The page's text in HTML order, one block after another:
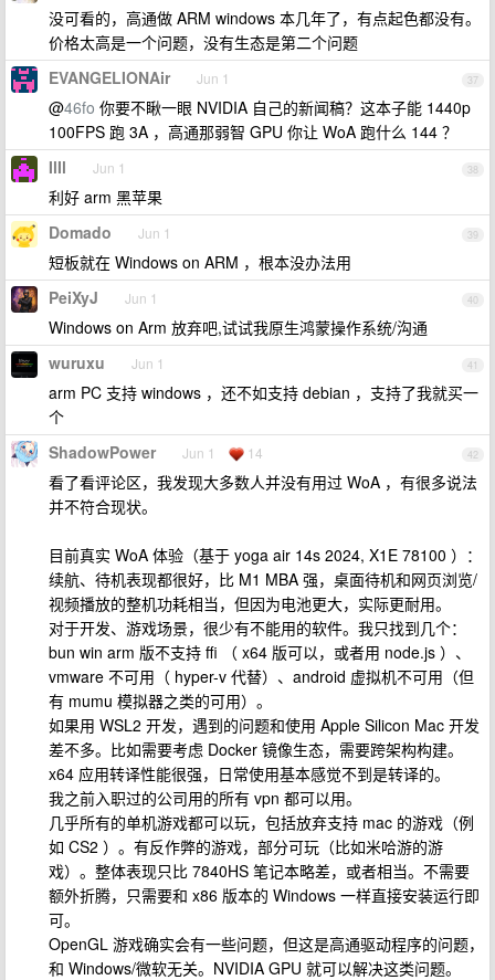
没可看的，高通做 ARM windows 本几年了，有点起色都没有。
价格太高是一个问题，没有生态是第二个问题
37
EVANGELIONAir Jun 1
@46fo 你要不瞅一眼 NVIDIA 自己的新闻稿？这本子能 1440p
100FPS 跑 3A ，高通那弱智 GPU 你让 WoA 跑什么 144 ？
38
IlIl Jun 1
利好 arm 黑苹果
39
Domado Jun 1
短板就在 Windows on ARM ，根本没办法用
40
PeiXyJ Jun 1
Windows on Arm 放弃吧,试试我原生鸿蒙操作系统/沟通
41
wuruxu Jun 1
arm PC 支持 windows ，还不如支持 debian ，支持了我就买一
个
42
ShadowPower Jun 1 14
看了看评论区，我发现大多数人并没有用过 WoA ，有很多说法
并不符合现状。
目前真实 WoA 体验（基于 yoga air 14s 2024, X1E 78100 ）：
续航、待机表现都很好，比 M1 MBA 强，桌面待机和网页浏览/
视频播放的整机功耗相当，但因为电池更大，实际更耐用。
对于开发、游戏场景，很少有不能用的软件。我只找到几个：
bun win arm 版不支持 ffi （ x64 版可以，或者用 node.js ）、
vmware 不可用（ hyper-v 代替）、android 虚拟机不可用（但
有 mumu 模拟器之类的可用）。
如果用 WSL2 开发，遇到的问题和使用 Apple Silicon Mac 开发
差不多。比如需要考虑 Docker 镜像生态，需要跨架构构建。
x64 应用转译性能很强，日常使用基本感觉不到是转译的。
我之前入职过的公司用的所有 vpn 都可以用。
几乎所有的单机游戏都可以玩，包括放弃支持 mac 的游戏（例
如 CS2 ）。有反作弊的游戏，部分可玩（比如米哈游的游
戏）。整体表现只比 7840HS 笔记本略差，或者相当。不需要
额外折腾，只需要和 x86 版本的 Windows 一样直接安装运行即
可。
OpenGL 游戏确实会有一些问题，但这是高通驱动程序的问题，
和 Windows/微软无关。NVIDIA GPU 就可以解决这类问题。